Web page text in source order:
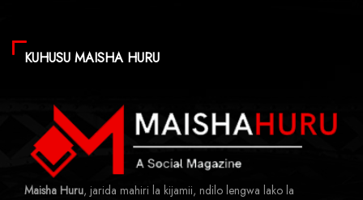
KUHUSU MAISHA HURU
Maisha Huru, jarida mahiri la kijamii, ndilo lengwa lako la